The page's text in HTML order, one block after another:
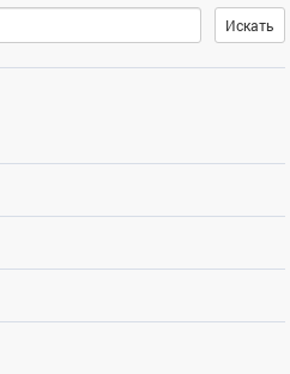
Поиск
Искать